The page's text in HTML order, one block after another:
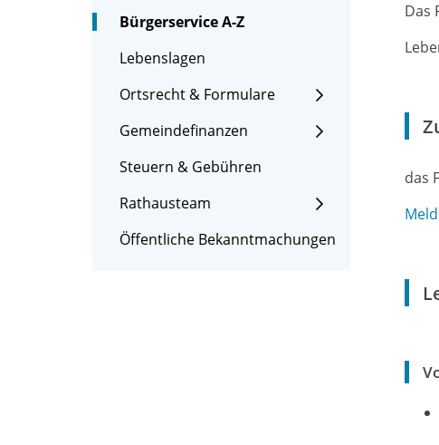
Bürgerservice A-Z
Lebenslagen
Ortsrecht & Formulare
Gemeindefinanzen
Steuern & Gebühren
Rathausteam
Öffentliche Bekanntmachungen
Das
das